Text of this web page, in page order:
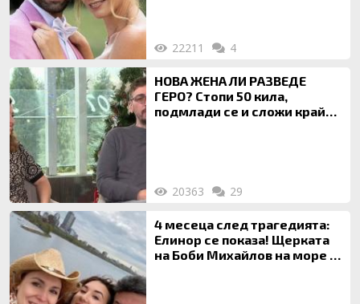
22211 4
НОВА ЖЕНА ЛИ РАЗВЕДЕ
ГЕРО? Стопи 50 кила,
подмлади се и сложи край
20363 29
4 месеца след трагедията:
Елинор се показа! Щерката
на Боби Михайлов на море с